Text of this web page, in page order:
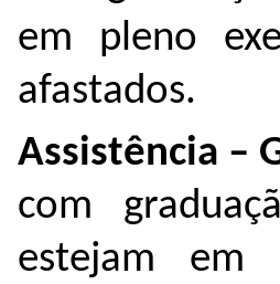
em pleno
afastados.
Assistência –
com
estejam em